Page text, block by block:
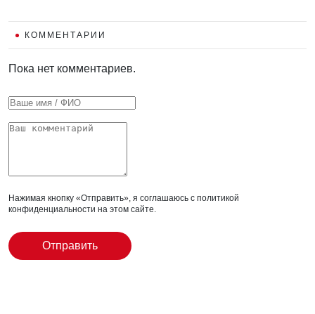
КОММЕНТАРИИ
Пока нет комментариев.
Нажимая кнопку «Отправить», я соглашаюсь с политикой
конфиденциальности на этом сайте.
Отправить